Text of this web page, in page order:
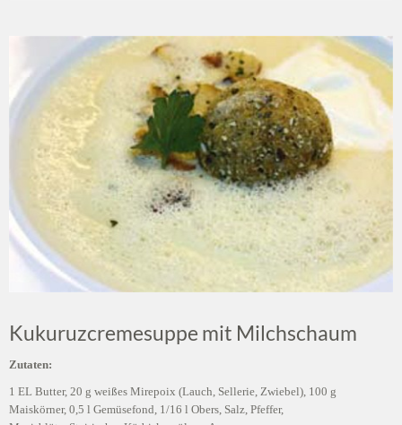
Kukuruzcremesuppe mit Milchschaum
Zutaten:
1 EL Butter, 20 g weißes Mirepoix (Lauch, Sellerie, Zwiebel), 100 g
Maiskörner, 0,5 l Gemüsefond, 1/16 l Obers, Salz, Pfeffer,